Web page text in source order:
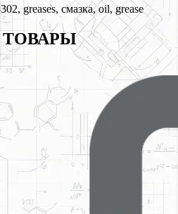
greases, смазка, oil, grease
ТОВАРЫ